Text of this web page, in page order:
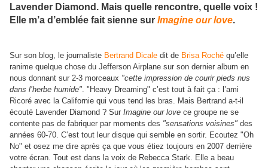
Lavender Diamond. Mais quelle rencontre, quelle voix !
Elle m’a d’emblée fait sienne sur Imagine our love.
Sur son blog, le journaliste Bertrand Dicale dit de Brisa Roché qu’elle
ranime quelque chose du Jefferson Airplane sur son dernier album en
nous donnant sur 2-3 morceaux "cette impression de courir pieds nus
dans l’herbe humide". "Heavy Dreaming" c’est tout à fait ça : l’ami
Ricoré avec la Californie qui vous tend les bras. Mais Bertrand a-t-il
écouté Lavender Diamond ? Sur Imagine our love ce groupe ne se
contente pas de fabriquer par moments des "sensations voisines" des
années 60-70. C’est tout leur disque qui semble en sortir. Ecoutez "Oh
No" et osez me dire après ça que vous étiez toujours en 2007 derrière
votre écran. Tout est dans la voix de Rebecca Stark. Elle a beau